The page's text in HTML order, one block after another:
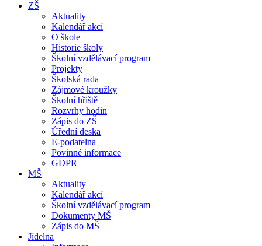
ZŠ
Aktuality
Kalendář akcí
O škole
Historie školy
Školní vzdělávací program
Projekty
Školská rada
Zájmové kroužky
Školní hřiště
Rozvrhy hodin
Zápis do ZŠ
Úřední deska
E-podatelna
Povinné informace
GDPR
MŠ
Aktuality
Kalendář akcí
Školní vzdělávací program
Dokumenty MŠ
Zápis do MŠ
Jídelna